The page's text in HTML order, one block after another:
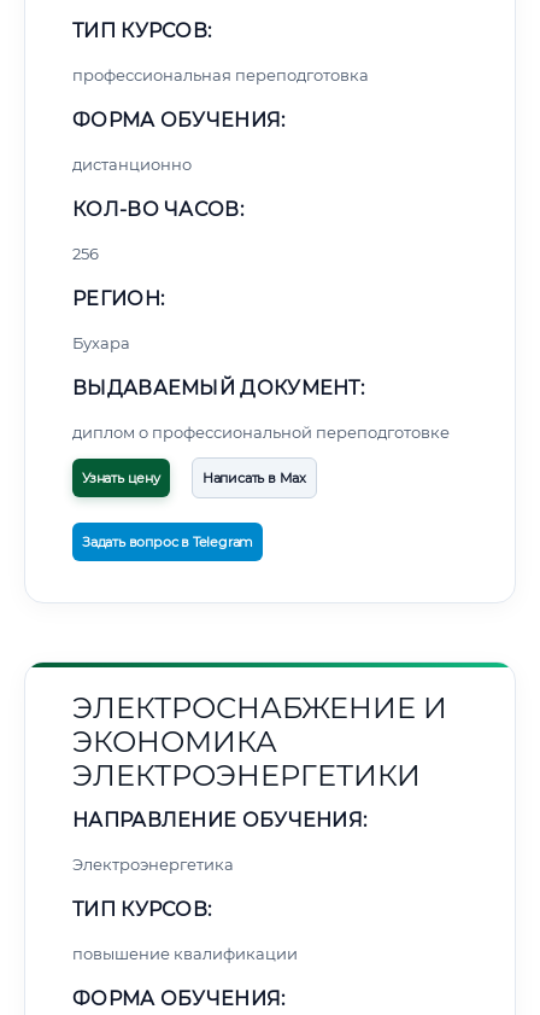
ТИП КУРСОВ:
профессиональная переподготовка
ФОРМА ОБУЧЕНИЯ:
дистанционно
КОЛ-ВО ЧАСОВ:
256
РЕГИОН:
Бухара
ВЫДАВАЕМЫЙ ДОКУМЕНТ:
диплом о профессиональной переподготовке
Узнать цену Написать в Max
Задать вопрос в Telegram
ЭЛЕКТРОСНАБЖЕНИЕ И
ЭКОНОМИКА
ЭЛЕКТРОЭНЕРГЕТИКИ
НАПРАВЛЕНИЕ ОБУЧЕНИЯ:
Электроэнергетика
ТИП КУРСОВ:
повышение квалификации
ФОРМА ОБУЧЕНИЯ: